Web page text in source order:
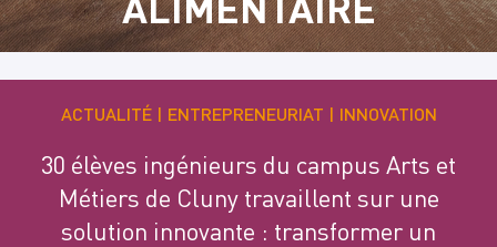
ACTUALITÉ ENTREPRENEURIAT INNOVATION
30 élèves ingénieurs du campus Arts et
Métiers de Cluny travaillent sur une
solution innovante : transformer un